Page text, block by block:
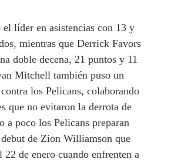
líder en asistencias con 13 y
mientras que Derrick Favors
doble decena, 21 puntos y 11
Mitchell también puso un
los Pelicans, colaborando
que no evitaron la derrota de
a poco los Pelicans preparan
de Zion Williamson que
22 de enero cuando enfrenten a